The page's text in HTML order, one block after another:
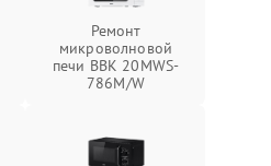
Ремонт
микроволновой
печи BBK 20MWS-
786M/W